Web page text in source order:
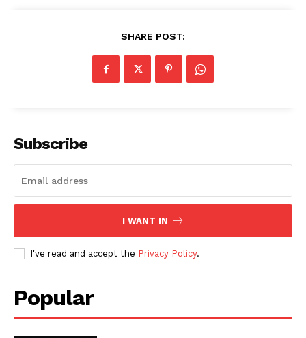
SHARE POST:
Subscribe
I WANT IN
I've read and accept the Privacy Policy.
Popular